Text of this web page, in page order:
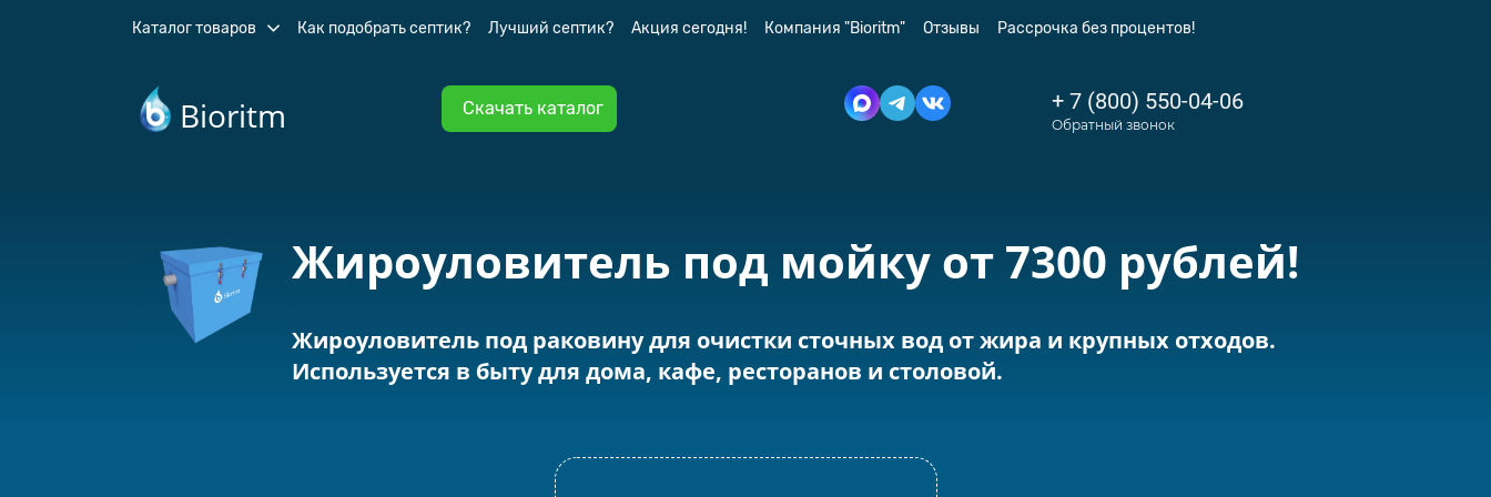
Каталог товаров Как подобрать септик? Лучший септик? Акция сегодня! Компания "Bioritm" Отзывы Рассрочка без процентов!
Bioritm Скачать каталог + 7 (800) 550-04-06
Обратный звонок
Жироуловитель под мойку от 7300 рублей!
Жироуловитель под раковину для очистки сточных вод от жира и крупных отходов.
Используется в быту для дома, кафе, ресторанов и столовой.